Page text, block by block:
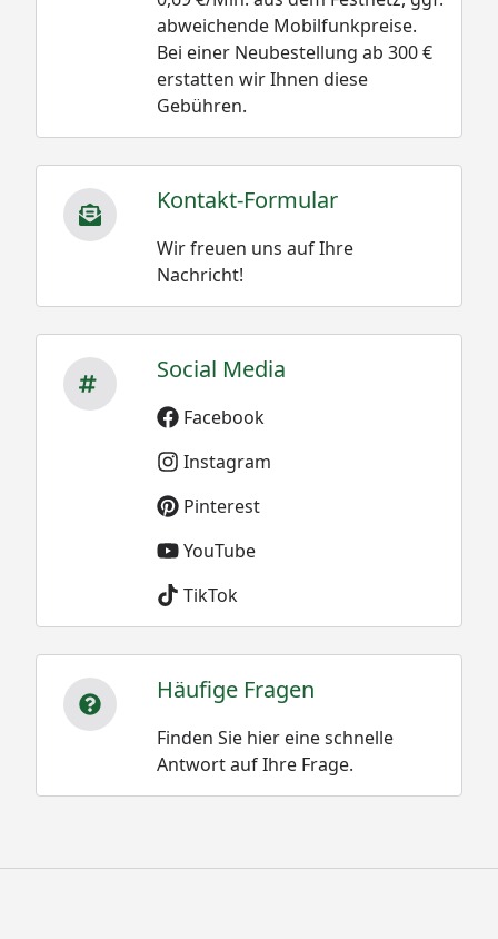
abweichende Mobilfunkpreise.
Bei einer Neubestellung ab 300 €
erstatten wir Ihnen diese
Gebühren.
Kontakt-Formular
Wir freuen uns auf Ihre
Nachricht!
Social Media
Facebook
Instagram
Pinterest
YouTube
TikTok
Häufige Fragen
Finden Sie hier eine schnelle
Antwort auf Ihre Frage.